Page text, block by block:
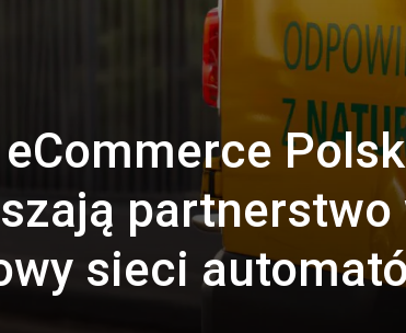
eCommerce
sieci